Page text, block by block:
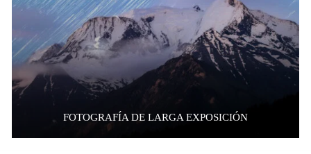
FOTOGRAFÍA DE LARGA EXPOSICIÓN